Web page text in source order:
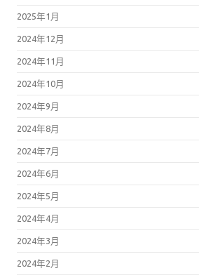
2025年1月
2024年12月
2024年11月
2024年10月
2024年9月
2024年8月
2024年7月
2024年6月
2024年5月
2024年4月
2024年3月
2024年2月